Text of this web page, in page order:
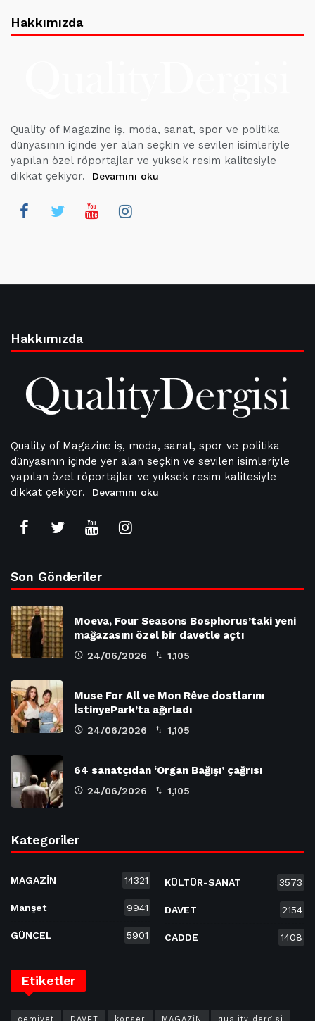
Hakkımızda
Quality of Magazine iş, moda, sanat, spor ve politika
dünyasının içinde yer alan seçkin ve sevilen isimleriyle
yapılan özel röportajlar ve yüksek resim kalitesiyle
dikkat çekiyor.
Devamını oku
Hakkımızda
Quality of Magazine iş, moda, sanat, spor ve politika
dünyasının içinde yer alan seçkin ve sevilen isimleriyle
yapılan özel röportajlar ve yüksek resim kalitesiyle
dikkat çekiyor.
Devamını oku
Son Gönderiler
Moeva, Four Seasons Bosphorus’taki yeni
mağazasını özel bir davetle açtı
24/06/2026 1,105
Muse For All ve Mon Rêve dostlarını
İstinyePark’ta ağırladı
24/06/2026 1,105
64 sanatçıdan ‘Organ Bağışı’ çağrısı
24/06/2026 1,105
Kategoriler
MAGAZİN 14321
Manşet 9941
GÜNCEL 5901
KÜLTÜR-SANAT 3573
DAVET 2154
CADDE 1408
Etiketler